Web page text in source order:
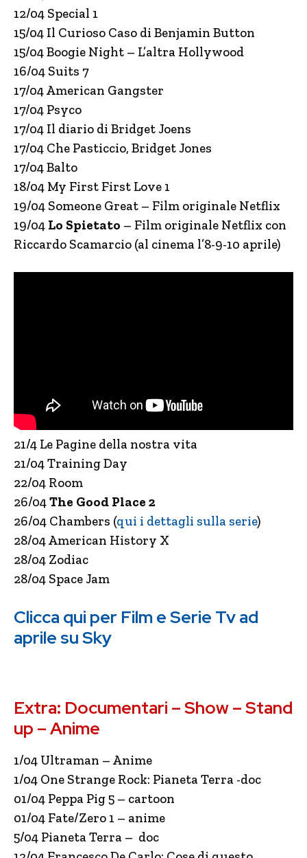
12/04 Special 1
15/04 Il Curioso Caso di Benjamin Button
15/04 Boogie Night – L’altra Hollywood
16/04 Suits 7
17/04 American Gangster
17/04 Psyco
17/04 Il diario di Bridget Joens
17/04 Che Pasticcio, Bridget Jones
17/04 Balto
18/04 My First First Love 1
19/04 Someone Great – Film originale Netflix
19/04 Lo Spietato – Film originale Netflix con
Riccardo Scamarcio (al cinema l’8-9-10 aprile)
21/4 Le Pagine della nostra vita
21/04 Training Day
22/04 Room
26/04The Good Place 2
26/04 Chambers (qui i dettagli sulla serie)
28/04 American History X
28/04 Zodiac
28/04 Space Jam
Clicca qui per Film e Serie Tv ad
aprile su Sky
Extra: Documentari – Show – Stand
up – Anime
1/04 Ultraman – Anime
1/04 One Strange Rock: Pianeta Terra -doc
01/04 Peppa Pig 5 – cartoon
01/04 Fate/Zero 1 – anime
5/04 Pianeta Terra – doc